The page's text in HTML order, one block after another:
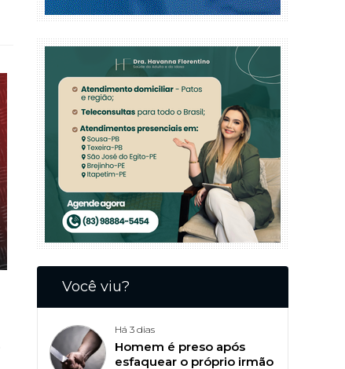
Você viu?
Há 3 dias
Homem é preso após
esfaquear o próprio irmão